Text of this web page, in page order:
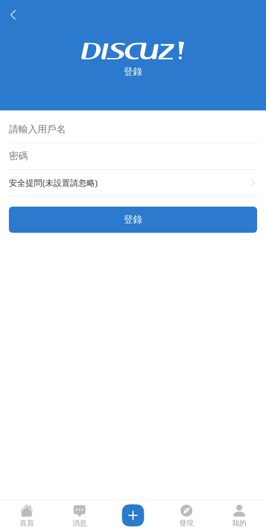
登錄
安全提問(未設置請忽略)
登錄
首頁 消息 發現 我的